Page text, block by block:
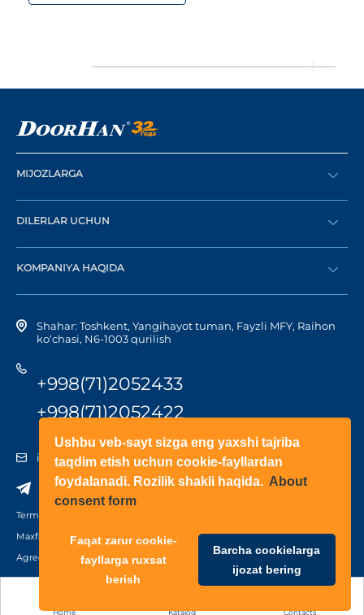
Ushbu veb-sayt sizga eng yaxshi tajriba
taqdim etish uchun cookie-fayllardan
foydalanadi. Rozilik shakli haqida. About
consent form
Faqat zarur cookie-
fayllarga ruxsat
berish
Barcha cookielarga
ijozat bering
Home Katalog Contacts
MIJOZLARGA
Buyurtma berish
DILERLAR UCHUN
Diler bo‘lish
Shaxsiy kabinetga kirish
KOMPANIYA HAQIDA
Kompaniya tarixi
Shahar: Toshkent, Yangihayot tuman, Fayzli MFY, Raihon
ko‘chasi, N6-1003 qurilish
+998(71)2052433
+998(71)2052422
info@doorhan.uz
Terms of use
Maxfiylik siyosati
Agreement on the processing of personal data